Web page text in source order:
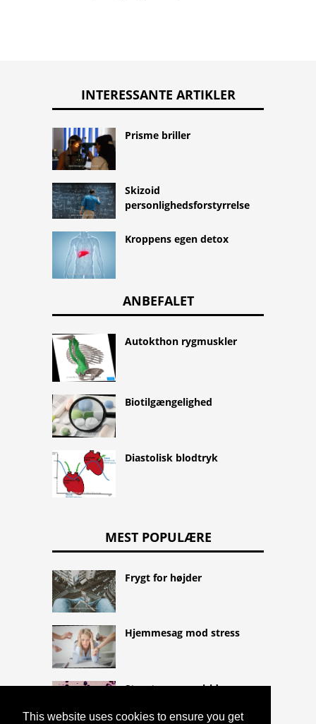
This website uses cookies to ensure you get
INTERESSANTE ARTIKLER
Prisme briller
Skizoid
personlighedsforstyrrelse
Kroppens egen detox
ANBEFALET
Autokthon rygmuskler
Biotilgængelighed
Diastolisk blodtryk
MEST POPULÆRE
Frygt for højder
Hjemmesag mod stress
Streptococcus viridans